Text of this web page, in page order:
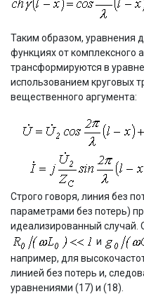
Таким образом, уравнения
функциях от комплексного
трансформируются в
использованием круговых
вещественного аргумента:
Строго говоря, линия без
параметрами без потерь)
идеализированный случай.
и
например, для
линией без потерь и,
уравнениями (17) и (18).